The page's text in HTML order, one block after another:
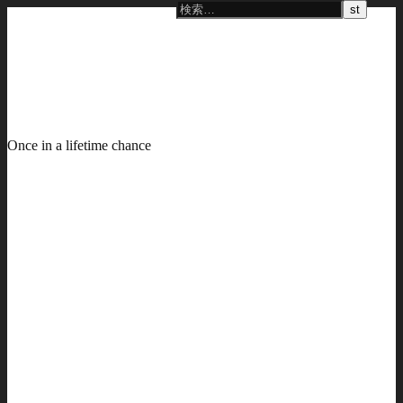
Once in a lifetime chance